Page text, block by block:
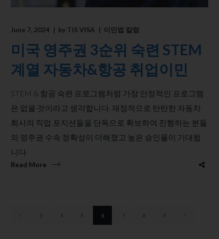
June 7, 2024 by TIS VISA 이민법 칼럼
미국 영주권 3순위 숙련 STEM
계열 자동차&항공 취업이민
STEM & 항공 숙련 프로그램처럼 가장 안정적인 프로그램
은 없을 것이라고 생각합니다. 재정적으로 탄탄한 자동차
회사의 직업 포지션들을 단독으로 확보하여 진행하는 분들
의 영주권 수속 정확성이 더해졌고 높은 승인율이 기대됩
니다
Read More
6